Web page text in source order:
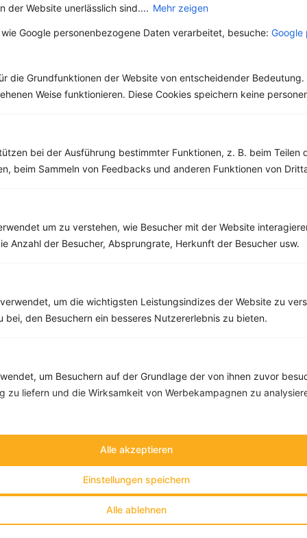
der Website unerlässlich sind.... Mehr zeigen
Google personenbezogene Daten verarbeitet, besuche: Google
die Grundfunktionen der Website von entscheidender Bedeutung.
Weise funktionieren. Diese Cookies speichern keine
bei der Ausführung bestimmter Funktionen, z. B. beim Teilen
beim Sammeln von Feedbacks und anderen Funktionen von
um zu verstehen, wie Besucher mit der Website
Anzahl der Besucher, Absprungrate, Herkunft der Besucher usw.
um die wichtigsten Leistungsindizes der Website zu
bei, den Besuchern ein besseres Nutzererlebnis zu bieten.
um Besuchern auf der Grundlage der von ihnen zuvor
zu liefern und die Wirksamkeit von Werbekampagnen zu
Alle ablehnen
Einstellungen speichern
Alle akzeptieren
‹ ›
Fett:22 g
Eiweiß:18 g
Rote Bete Suppe mit Feta
Eiweiß:13 g
Kohlehydrate:
34 g